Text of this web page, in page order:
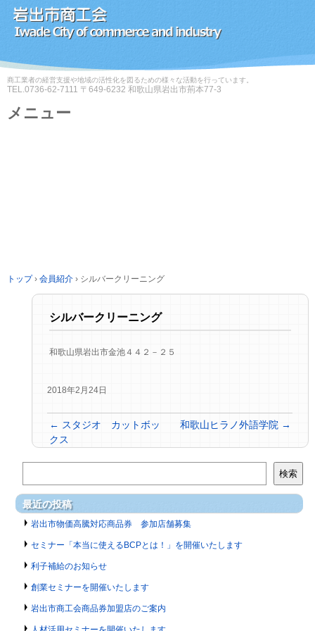
商工業者の経営支援や地域の活性化を図るための様々な活動を行っています。
TEL.0736-62-7111 〒649-6232 和歌山県岩出市荊本77-3
メニュー
トップ › 会員紹介 › シルバークリーニング
シルバークリーニング
和歌山県岩出市金池４４２－２５
2018年2月24日
← スタジオ カットボッ
クス
和歌山ヒラノ外語学院 →
検索
最近の投稿
岩出市物価高騰対応商品券 参加店舗募集
セミナー「本当に使えるBCPとは！」を開催いたします
利子補給のお知らせ
創業セミナーを開催いたします
岩出市商工会商品券加盟店のご案内